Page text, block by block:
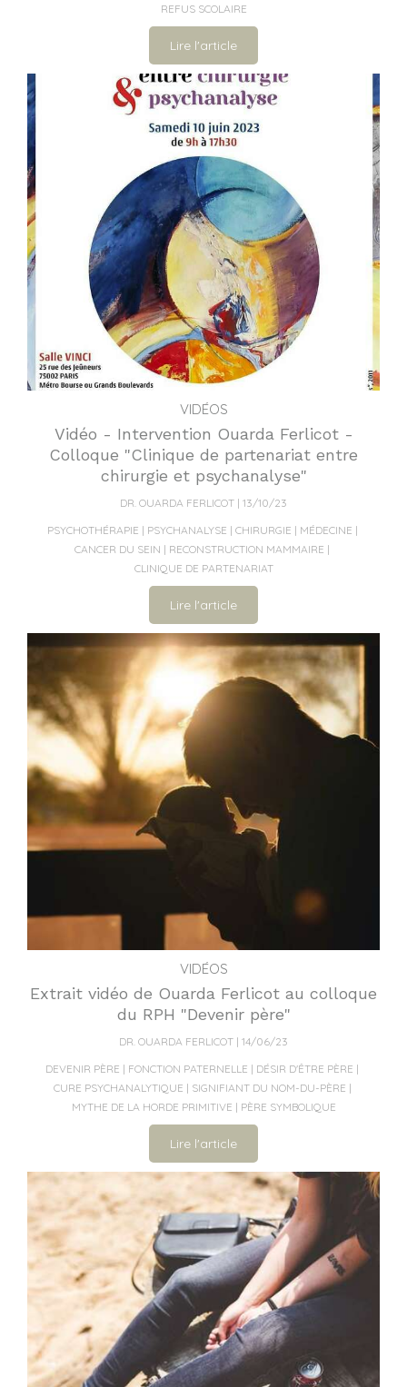
REFUS SCOLAIRE
Lire l'article
VIDÉOS
Vidéo - Intervention Ouarda Ferlicot -
Colloque "Clinique de partenariat entre
chirurgie et psychanalyse"
DR. OUARDA FERLICOT 13/10/23
PSYCHOTHÉRAPIE
PSYCHANALYSE CHIRURGIE
MÉDECINE
CANCER DU SEIN
RECONSTRUCTION MAMMAIRE
CLINIQUE DE PARTENARIAT
Lire l'article
VIDÉOS
Extrait vidéo de Ouarda Ferlicot au colloque
du RPH "Devenir père"
DR. OUARDA FERLICOT 14/06/23
DEVENIR PÈRE
FONCTION PATERNELLE
DÉSIR D'ÊTRE PÈRE
CURE PSYCHANALYTIQUE
SIGNIFIANT DU NOM-DU-PÈRE
MYTHE DE LA HORDE PRIMITIVE
PÈRE SYMBOLIQUE
Lire l'article